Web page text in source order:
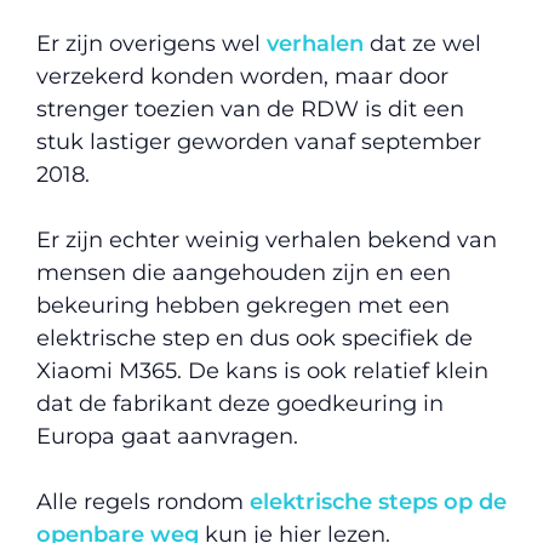
Er zijn overigens wel verhalen dat ze wel
verzekerd konden worden, maar door
strenger toezien van de RDW is dit een
stuk lastiger geworden vanaf september
2018.
Er zijn echter weinig verhalen bekend van
mensen die aangehouden zijn en een
bekeuring hebben gekregen met een
elektrische step en dus ook specifiek de
Xiaomi M365. De kans is ook relatief klein
dat de fabrikant deze goedkeuring in
Europa gaat aanvragen.
Alle regels rondom elektrische steps op de
openbare weg kun je hier lezen.